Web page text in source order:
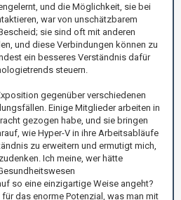
und die Möglichkeit, sie bei
war von unschätzbarem
sie sind oft mit anderen
und diese Verbindungen können zu
ein besseres Verständnis dafür
steuern.
gegenüber verschiedenen
Einige Mitglieder arbeiten in
gezogen habe, und sie bringen
wie Hyper-V in ihre Arbeitsabläufe
zu erweitern und ermutigt mich,
Ich meine, wer hätte
so eine einzigartige Weise angeht?
das enorme Potenzial, was man mit